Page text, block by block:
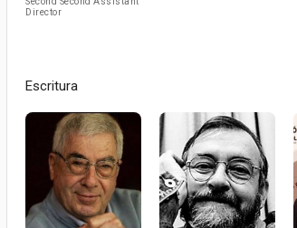
Director
Escritura